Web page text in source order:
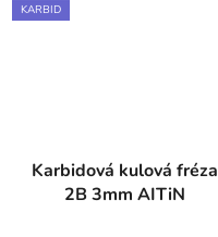
KARBID
Karbidová kulová fréza
2B 3mm AITiN